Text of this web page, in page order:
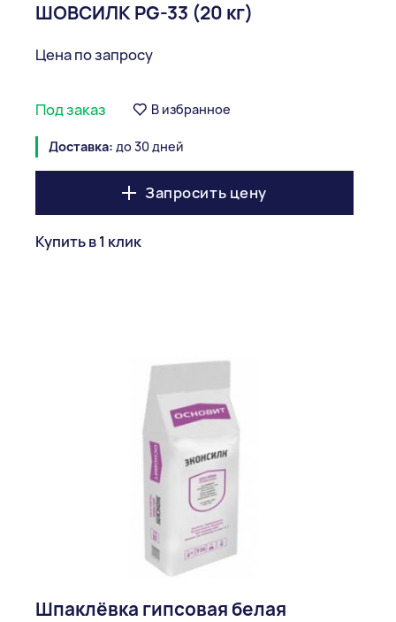
ШОВСИЛК PG-33 (20 кг)
Цена по запросу
Под заказ В избранное
Доставка: до 30 дней
Запросить цену
Купить в 1 клик
Шпаклёвка гипсовая белая